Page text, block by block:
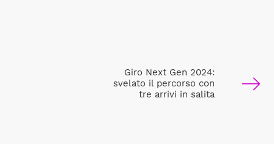
Giro Next Gen 2024:
svelato il percorso con
tre arrivi in salita